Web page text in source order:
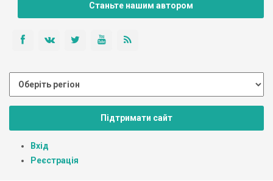
Станьте нашим автором
Підтримати сайт
Вхід
Реєстрація